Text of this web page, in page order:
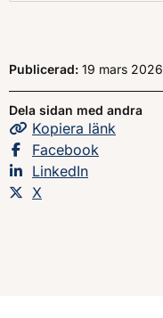
Publicerad: 19 mars 2026
Dela sidan med andra
Kopiera sidans
länk
Dela sidan på
Facebook
Dela sidan på
LinkedIn
Dela sidan på
X